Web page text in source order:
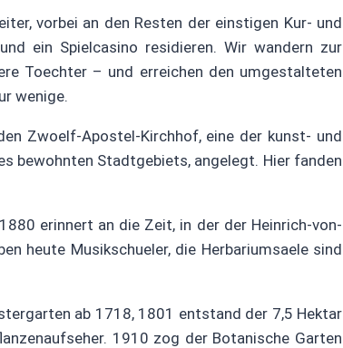
vorbei an den Resten der einstigen Kur- und
ein Spielcasino residieren. Wir wandern zur
Toechter – und erreichen den umgestalteten
wenige.
Zwoelf-Apostel-Kirchhof, eine der kunst- und
bewohnten Stadtgebiets, angelegt. Hier fanden
erinnert an die Zeit, in der der Heinrich-von-
heute Musikschueler, die Herbariumsaele sind
ab 1718, 1801 entstand der 7,5 Hektar
1910 zog der Botanische Garten